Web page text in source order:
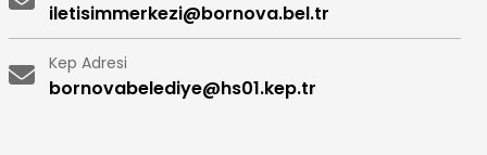
iletisimmerkezi@bornova.bel.tr
Kep Adresi
bornovabelediye@hs01.kep.tr